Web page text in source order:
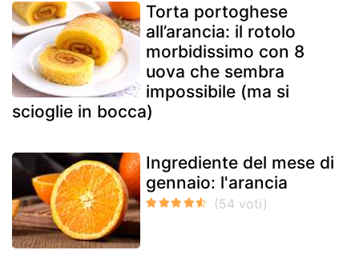
Torta portoghese
all’arancia: il rotolo
morbidissimo con 8
uova che sembra
impossibile (ma si
scioglie in bocca)
Ingrediente del mese di
gennaio: l'arancia